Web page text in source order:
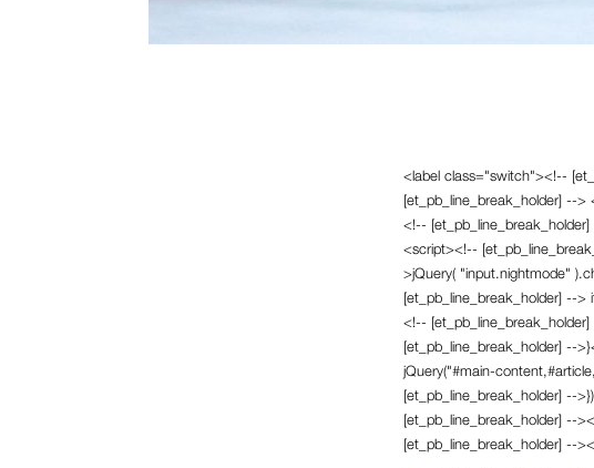
<label class="switch"><!--
[et_pb_line_break_holder] --
<!--
<script><!--
>jQuery( "input.nightmode"
[et_pb_line_break_holder] --
<!--
[et_pb_line_break_holder] --
jQuery("#main-
[et_pb_line_break_holder] --
[et_pb_line_break_holder] --
[et_pb_line_break_holder] --